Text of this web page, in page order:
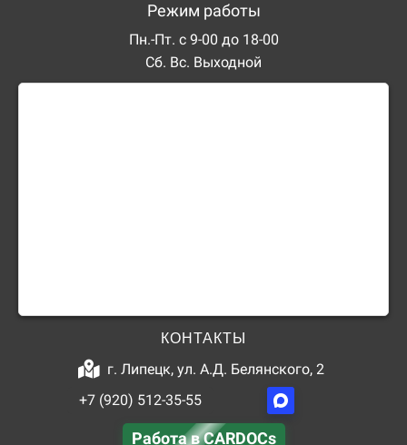
Режим работы
Пн.-Пт. с 9-00 до 18-00
Сб. Вс. Выходной
КОНТАКТЫ
г. Липецк, ул. А.Д. Белянского, 2
+7 (920) 512-35-55
Работа в CARDOCs